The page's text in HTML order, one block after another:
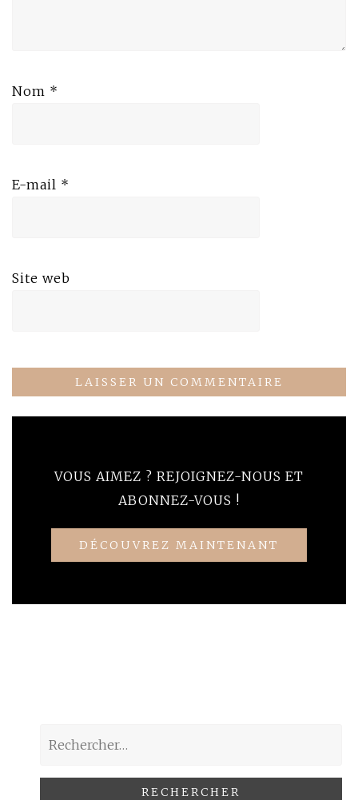
Nom *
E-mail *
Site web
VOUS AIMEZ ? REJOIGNEZ-NOUS ET
ABONNEZ-VOUS !
DÉCOUVREZ MAINTENANT
Rechercher :